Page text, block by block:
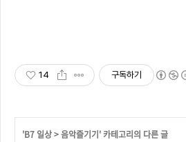
14 구독하기
'B7 일상>음악즐기기 ' 카테고리의 다른 글